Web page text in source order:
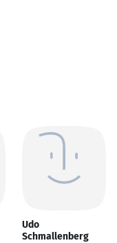
Udo
Schmallenberg